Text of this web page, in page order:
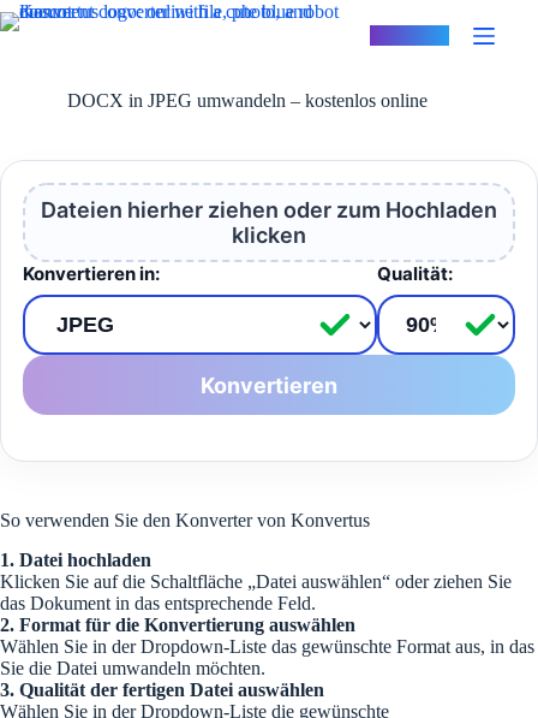
Zum
Inhalt
DOCX in JPEG umwandeln – kostenlos online
Dateien hierher ziehen oder zum Hochladen
klicken
Konvertieren in: Qualität:
Konvertieren
So verwenden Sie den Konverter von Konvertus
1. Datei hochladen
Klicken Sie auf die Schaltfläche „Datei auswählen“ oder ziehen Sie
das Dokument in das entsprechende Feld.
2. Format für die Konvertierung auswählen
Wählen Sie in der Dropdown-Liste das gewünschte Format aus, in das
Sie die Datei umwandeln möchten.
3. Qualität der fertigen Datei auswählen
Wählen Sie in der Dropdown-Liste die gewünschte